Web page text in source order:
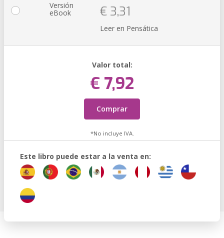
Versión
eBook € 3,31
Leer en Pensática
Valor total:
€ 7,92
Comprar
*No incluye IVA.
Este libro puede estar a la venta en: